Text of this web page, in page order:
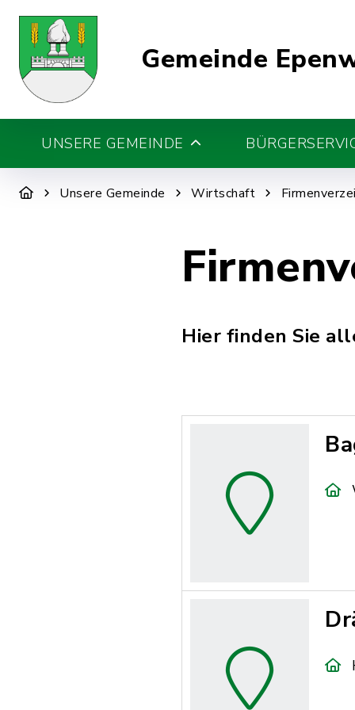
Gemeinde
UNSERE GEMEINDE
Unsere Gemeinde Wirtschaft
Hier finden Sie